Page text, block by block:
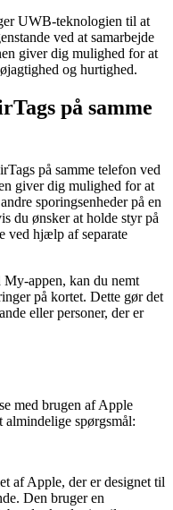
UWB-teknologien til at
ved at samarbejde
giver dig mulighed for at
og hurtighed.
på samme
på samme telefon ved
giver dig mulighed for at
sporingsenheder på en
du ønsker at holde styr på
ved hjælp af separate
appen, kan du nemt
på kortet. Dette gør det
eller personer, der er
med brugen af Apple
almindelige spørgsmål:
af Apple, der er designet til
Den bruger en